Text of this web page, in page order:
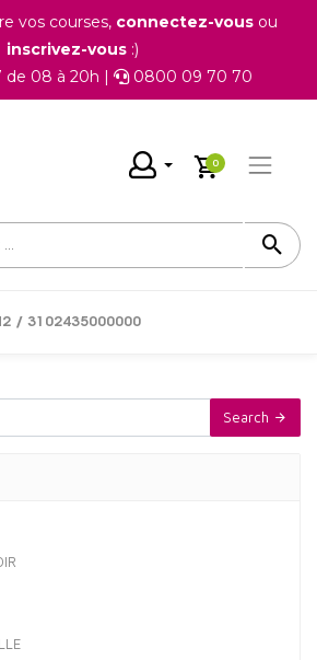
vos courses, connectez-vousou
inscrivez-vous:)
de 08 à 20h |
0800 09 70 70
0
/ 3102435000000
Search